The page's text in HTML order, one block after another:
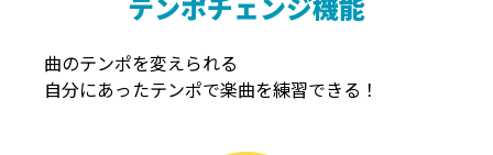
曲のテンポを変えられる
自分にあったテンポで楽曲を練習できる！